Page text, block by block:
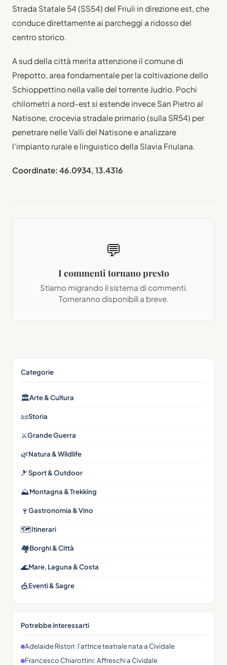
Strada Statale 54 (SS54) del Friuli in direzione est, che
conduce direttamente ai parcheggi a ridosso del
centro storico.
A sud della città merita attenzione il comune di
Prepotto, area fondamentale per la coltivazione dello
Schioppettino nella valle del torrente Judrio. Pochi
chilometri a nord-est si estende invece San Pietro al
Natisone, crocevia stradale primario (sulla SR54) per
penetrare nelle Valli del Natisone e analizzare
l'impianto rurale e linguistico della Slavia Friulana.
Coordinate: 46.0934, 13.4316
💬
I commenti tornano presto
Stiamo migrando il sistema di commenti.
Torneranno disponibili a breve.
Categorie
🏛Arte & Cultura
📜Storia
⚔️Grande Guerra
🌿Natura & Wildlife
🎿Sport & Outdoor
⛰Montagna & Trekking
🍷Gastronomia & Vino
🗺Itinerari
🏘Borghi & Città
🌊Mare, Laguna & Costa
🎪Eventi & Sagre
Potrebbe interessarti
Adelaide Ristori: l'attrice teatrale nata a Cividale
Francesco Chiarottini: Affreschi a Cividale